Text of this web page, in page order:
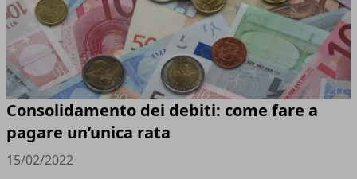
Consolidamento dei debiti: come fare a
pagare un’unica rata
15/02/2022